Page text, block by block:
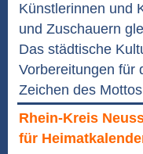
Künstlerinnen und
und Zuschauern
Das städtische
Vorbereitungen für
Zeichen des
Rhein-Kreis
für